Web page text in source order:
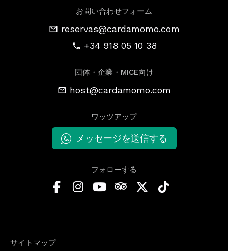
サイトマップ
お問い合わせフォーム
reservas@cardamomo.com
+34 918 05 10 38
団体・企業・MICE向け
host@cardamomo.com
ワッツアップ
メッセージを送信する
フォローする